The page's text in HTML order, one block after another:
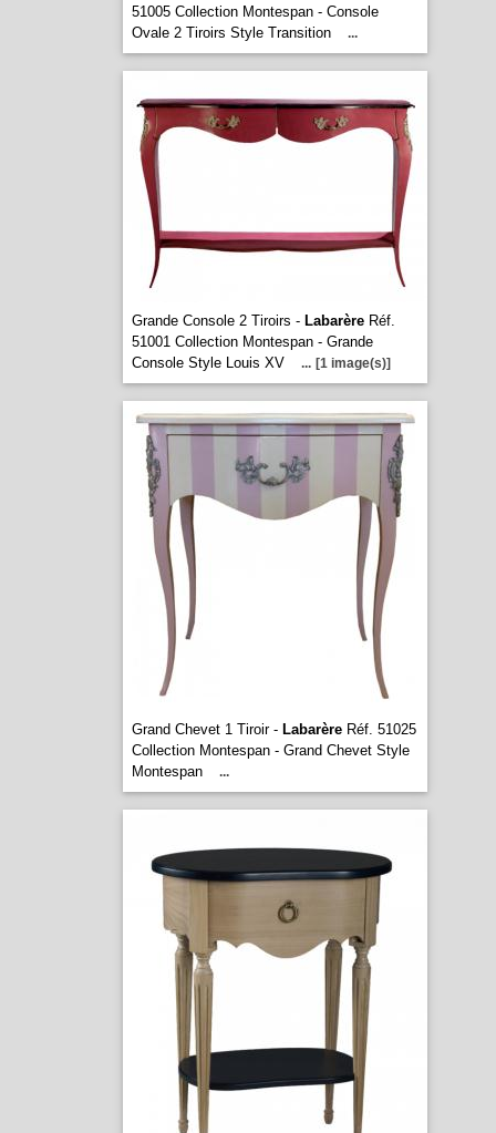
51005 Collection Montespan - Console
Ovale 2 Tiroirs Style Transition
...
Grande Console 2 Tiroirs - LabarèreRéf.
51001 Collection Montespan - Grande
Console Style Louis XV
... [1 image(s)]
Grand Chevet 1 Tiroir - LabarèreRéf. 51025
Collection Montespan - Grand Chevet Style
Montespan
...